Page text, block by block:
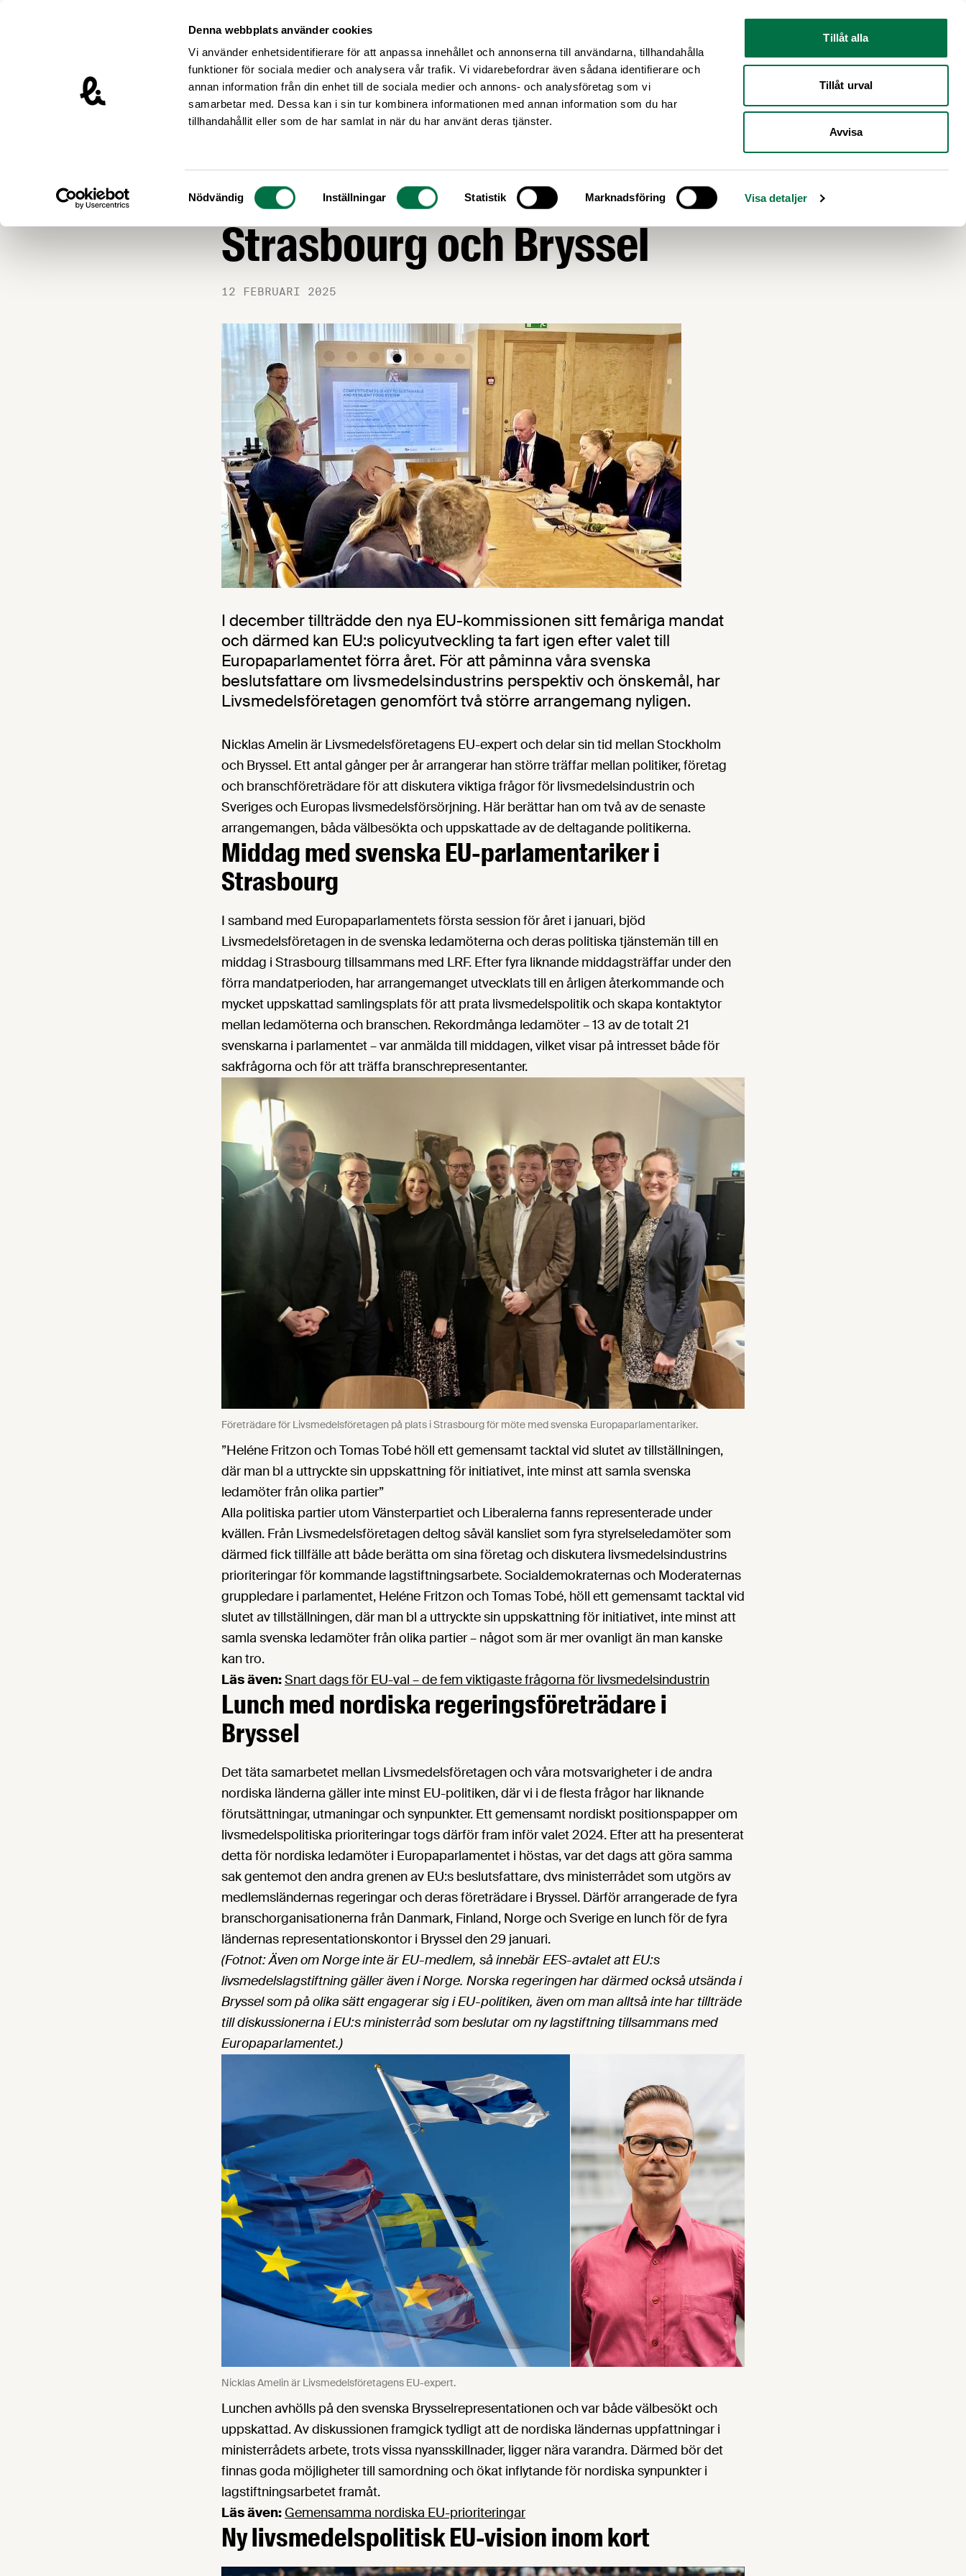
Denna webbplats använder cookies
Vi använder enhetsidentifierare för att anpassa innehållet och annonserna till användarna, tillhandahålla
funktioner för sociala medier och analysera vår trafik. Vi vidarebefordrar även sådana identifierare och
annan information från din enhet till de sociala medier och annons- och analysföretag som vi
samarbetar med. Dessa kan i sin tur kombinera informationen med annan information som du har
tillhandahållit eller som de har samlat in när du har använt deras tjänster.
Samtyckesval
Nödvändig Inställningar Statistik Marknadsföring Visa detaljer
Tillåt alla
Tillåt urval
Avvisa
Livsmedelsföretagen – till startsidan
Nyheter
Träffar med EU-svenskar i
Strasbourg och Bryssel
12 FEBRUARI 2025
I december tillträdde den nya EU-kommissionen sitt femåriga mandat
och därmed kan EU:s policyutveckling ta fart igen efter valet till
Europaparlamentet förra året. För att påminna våra svenska
beslutsfattare om livsmedelsindustrins perspektiv och önskemål, har
Livsmedelsföretagen genomfört två större arrangemang nyligen.
Nicklas Amelin är Livsmedelsföretagens EU-expert och delar sin tid mellan Stockholm
och Bryssel. Ett antal gånger per år arrangerar han större träffar mellan politiker, företag
och branschföreträdare för att diskutera viktiga frågor för livsmedelsindustrin och
Sveriges och Europas livsmedelsförsörjning. Här berättar han om två av de senaste
arrangemangen, båda välbesökta och uppskattade av de deltagande politikerna.
Middag med svenska EU-parlamentariker i
Strasbourg
I samband med Europaparlamentets första session för året i januari, bjöd
Livsmedelsföretagen in de svenska ledamöterna och deras politiska tjänstemän till en
middag i Strasbourg tillsammans med LRF. Efter fyra liknande middagsträffar under den
förra mandatperioden, har arrangemanget utvecklats till en årligen återkommande och
mycket uppskattad samlingsplats för att prata livsmedelspolitik och skapa kontaktytor
mellan ledamöterna och branschen. Rekordmånga ledamöter – 13 av de totalt 21
svenskarna i parlamentet – var anmälda till middagen, vilket visar på intresset både för
sakfrågorna och för att träffa branschrepresentanter.
Företrädare för Livsmedelsföretagen på plats i Strasbourg för möte med svenska Europaparlamentariker.
”Heléne Fritzon och Tomas Tobé höll ett gemensamt tacktal vid slutet av tillställningen,
där man bl a uttryckte sin uppskattning för initiativet, inte minst att samla svenska
ledamöter från olika partier”
Alla politiska partier utom Vänsterpartiet och Liberalerna fanns representerade under
kvällen. Från Livsmedelsföretagen deltog såväl kansliet som fyra styrelseledamöter som
därmed fick tillfälle att både berätta om sina företag och diskutera livsmedelsindustrins
prioriteringar för kommande lagstiftningsarbete. Socialdemokraternas och Moderaternas
gruppledare i parlamentet, Heléne Fritzon och Tomas Tobé, höll ett gemensamt tacktal vid
slutet av tillställningen, där man bl a uttryckte sin uppskattning för initiativet, inte minst att
samla svenska ledamöter från olika partier – något som är mer ovanligt än man kanske
kan tro.
Läs även:Snart dags för EU-val – de fem viktigaste frågorna för livsmedelsindustrin
Lunch med nordiska regeringsföreträdare i
Bryssel
Det täta samarbetet mellan Livsmedelsföretagen och våra motsvarigheter i de andra
nordiska länderna gäller inte minst EU-politiken, där vi i de flesta frågor har liknande
förutsättningar, utmaningar och synpunkter. Ett gemensamt nordiskt positionspapper om
livsmedelspolitiska prioriteringar togs därför fram inför valet 2024. Efter att ha presenterat
detta för nordiska ledamöter i Europaparlamentet i höstas, var det dags att göra samma
sak gentemot den andra grenen av EU:s beslutsfattare, dvs ministerrådet som utgörs av
medlemsländernas regeringar och deras företrädare i Bryssel. Därför arrangerade de fyra
branschorganisationerna från Danmark, Finland, Norge och Sverige en lunch för de fyra
ländernas representationskontor i Bryssel den 29 januari.
(Fotnot: Även om Norge inte är EU-medlem, så innebär EES-avtalet att EU:s
livsmedelslagstiftning gäller även i Norge. Norska regeringen har därmed också utsända i
Bryssel som på olika sätt engagerar sig i EU-politiken, även om man alltså inte har tillträde
till diskussionerna i EU:s ministerråd som beslutar om ny lagstiftning tillsammans med
Europaparlamentet.)
Nicklas Amelin är Livsmedelsföretagens EU-expert.
Lunchen avhölls på den svenska Brysselrepresentationen och var både välbesökt och
uppskattad. Av diskussionen framgick tydligt att de nordiska ländernas uppfattningar i
ministerrådets arbete, trots vissa nyansskillnader, ligger nära varandra. Därmed bör det
finnas goda möjligheter till samordning och ökat inflytande för nordiska synpunkter i
lagstiftningsarbetet framåt.
Läs även: Gemensamma nordiska EU-prioriteringar
Ny livsmedelspolitisk EU-vision inom kort